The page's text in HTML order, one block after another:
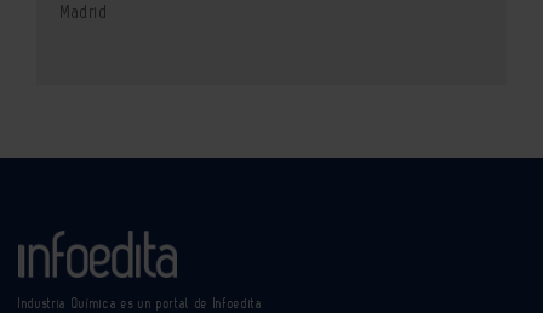
Madrid
Industria Química es un portal de Infoedita